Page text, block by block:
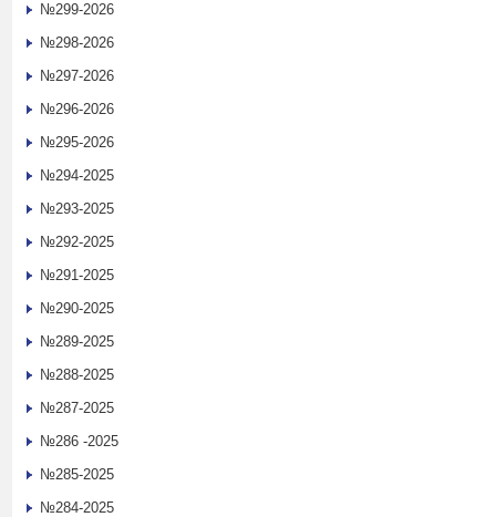
№299-2026
№298-2026
№297-2026
№296-2026
№295-2026
№294-2025
№293-2025
№292-2025
№291-2025
№290-2025
№289-2025
№288-2025
№287-2025
№286 -2025
№285-2025
№284-2025